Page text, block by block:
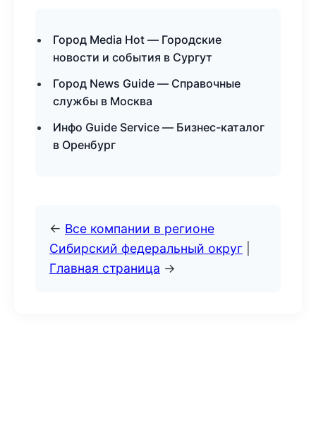
Город Media Hot — Городские
новости и события в Сургут
Город News Guide — Справочные
службы в Москва
Инфо Guide Service — Бизнес-каталог
в Оренбург
← Все компании в регионе
Сибирский федеральный округ
Главная страница →